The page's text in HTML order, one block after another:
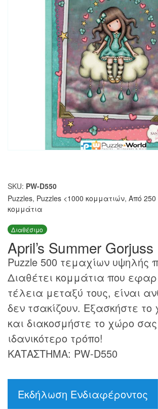
SKU: PW-D550
Puzzles, Puzzles <1000 κομματιών, Από
κομμάτια
Διαθέσιμο
April’s Summer
Puzzle 500 τεμαχίων υψηλής
Διαθέτει κομμάτια που
τέλεια μεταξύ τους, είναι
δεν τσακίζουν. Εξασκήστε το
και διακοσμήστε το χώρο
ιδανικότερο τρόπο!
ΚΑΤΑΣΤΗΜΑ: PW-D550
Εκδήλωση Ενδιαφέροντος